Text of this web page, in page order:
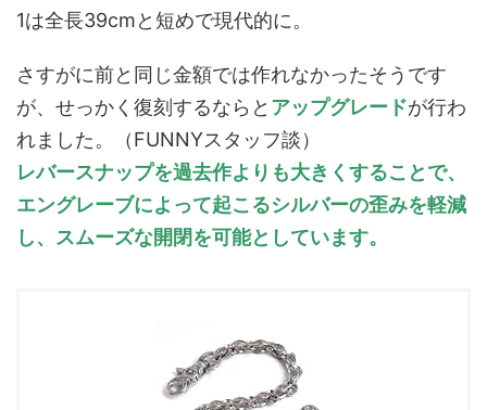
1は全長39cmと短めで現代的に。
さすがに前と同じ金額では作れなかったそうです
が、せっかく復刻するならと アップグレードが行わ
れました。（FUNNYスタッフ談）
レバースナップを過去作よりも大きくすることで、
エングレーブによって起こるシルバーの歪みを軽減
し、スムーズな開閉を可能としています。